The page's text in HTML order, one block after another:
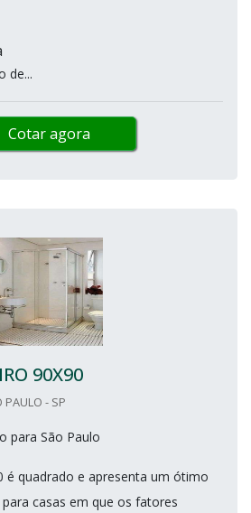
de...
Cotar agora
90X90
PAULO - SP
para São Paulo
é quadrado e apresenta um ótimo
casas em que os fatores